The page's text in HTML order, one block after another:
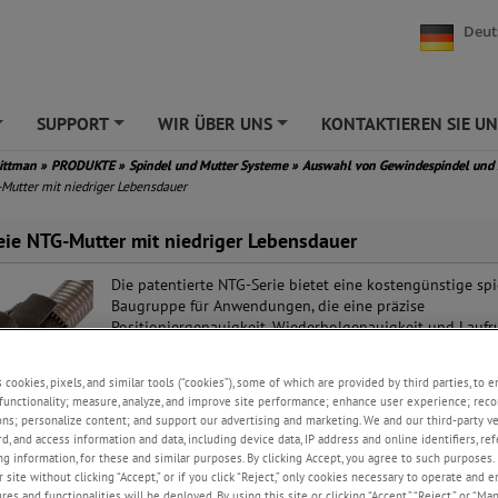
SUPPORT WIR ÜBER UNS KONTAKTIEREN SIE
» PRODUKTE» Spindel und Mutter Systeme » Auswahl von Gewindespindel
mit niedriger Lebensdauer
NTG-Mutter mit niedriger Lebensdauer
Die patentierte NTG-Serie bietet eine kostengünstige
Baugruppe für Anwendungen, die eine präzise
Positioniergenauigkeit, Wiederholgenauigkeit und
Schleppmoment erfordern. Mit seiner kompakten Größe
bewegliche Komponenten kann das NTG auch
kundenspezifische, kundenspezifische Formteile
Ein integraler Bestandteil der NTG-Konstruktion ist die
die Einstellung des Schleppmoments manuell an die spezifischen
cookies, pixels, and similar tools (“cookies”), some of which are provided by third parties, to
measure, analyze, and improve site performance; enhance user experience;
personalize content; and support our advertising and marketing. We and our third-party
and access information and data, including device data, IP address and online identifiers,
information, for these and similar purposes. By clicking Accept, you agree to such
without clicking “Accept,” or if you click “Reject,” only cookies necessary to operate and